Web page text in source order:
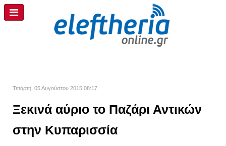
Τετάρτη, 05 Αυγούστου 2015 08:17
Ξεκινά αύριο το Παζάρι Αντικών
στην Κυπαρισσία